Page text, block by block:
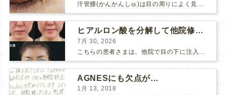
汗管腫(かんかんしゅ)は目の周りによく見られるいぼです。 以前は炭酸ガスレーザーでイボ組織を削って（蒸散とかアブレーションと言います）治療していました。 汗管腫は治療しても再発しやすい難治...
ヒアルロン酸を分解して他院修正（目の下のチンダル現象とその補正）
7月 30, 2026
AGNESにも欠点が…
1月 13, 2018